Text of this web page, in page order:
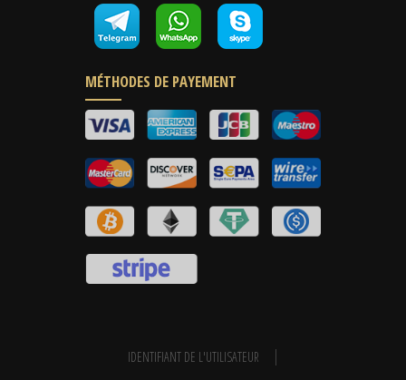
MÉTHODES DE PAYEMENT
IDENTIFIANT DE L'UTILISATEUR